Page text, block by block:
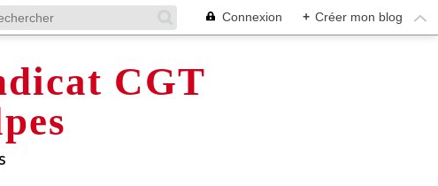
Connexion + Créer mon blog
CGT